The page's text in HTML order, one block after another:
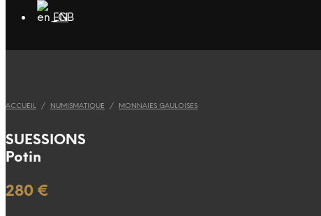
EN
ACCUEIL / NUMISMATIQUE / MONNAIES GAULOISES
SUESSIONS
Potin
280 €